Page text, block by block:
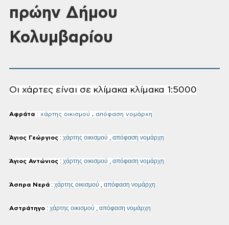
πρώην Δήμου
Κολυμβαρίου
Οι χάρτες είναι σε κλίμακα κλίμακα 1:5000
Αφράτα : χάρτης οικισμού , απόφαση νομάρχη
Άγιος Γεώργιος : χάρτης οικισμού , απόφαση νομάρχη
Άγιος Αντώνιος : χάρτης οικισμού , απόφαση νομάρχη
Άσπρα Νερά : χάρτης οικισμού , απόφαση νομάρχη
Αστράτηγο : χάρτης οικισμού , απόφαση νομάρχη